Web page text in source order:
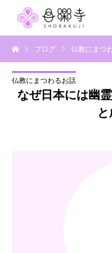
ブログ 仏教にまつ
仏教にまつわるお話
なぜ日本には幽